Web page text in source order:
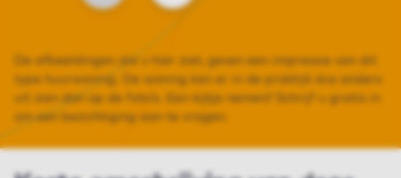
De afbeeldingen die u hier ziet, geven een impressie van dit
type huurwoning. De woning kan er in de praktijk dus anders
uit zien dan op de foto’s. Een kijkje nemen? Schrijf u gratis in
om een bezichtiging aan te vragen.